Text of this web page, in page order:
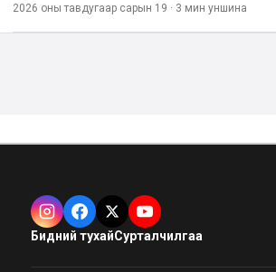
2026 оны тавдугаар сарын 19 · 3 мин уншина
Бидний тухайСурталчилгаа